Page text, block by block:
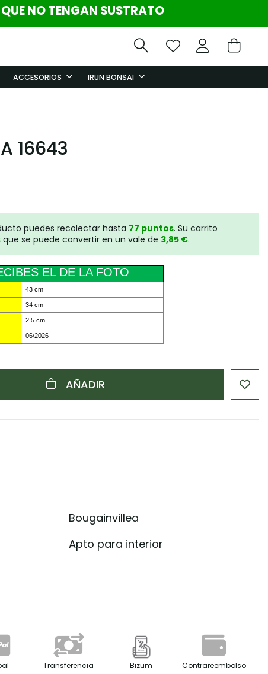
NO TENGAN SUSTRATO
ACCESORIOS IRUN BONSAI
16643
puedes recolectar hasta 77 puntos. Su carrito
que se puede convertir en un vale de 3,85 €.
EL DE LA FOTO
43 cm
34 cm
2.5 cm
06/2026
AÑADIR
Bougainvillea
Apto para interior
Transferencia Bizum Contrareembolso